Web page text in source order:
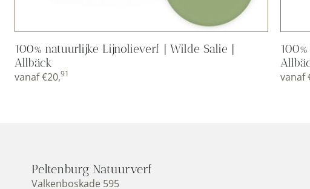
100% natuurlijke Lijnolieverf | Wilde Salie |
Allbäck
vanaf€20,91 vanaf
Peltenburg Natuurverf
Valkenboskade 595